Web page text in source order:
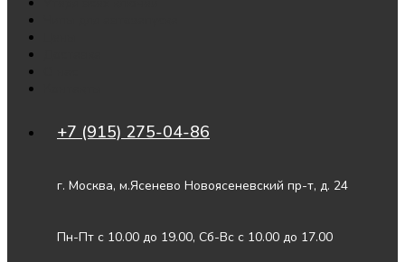
+7 (915) 275-04-86
г. Москва, м.Ясенево Новоясеневский пр-т, д. 24
Пн-Пт с 10.00 до 19.00, Сб-Вс с 10.00 до 17.00